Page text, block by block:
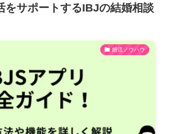
をサポートするIBJの結婚相談
婚活ノウハウ